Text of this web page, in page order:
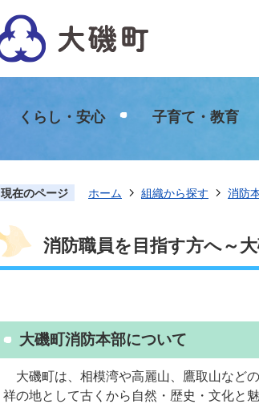
くらし・安心 子育て・教育
現在のページ ホーム 組織から探す 消防
消防職員を目指す方へ～
大磯町消防本部について
大磯町は、相模湾や高麗山、鷹取山など
祥の地として古くから自然・歴史・文化と